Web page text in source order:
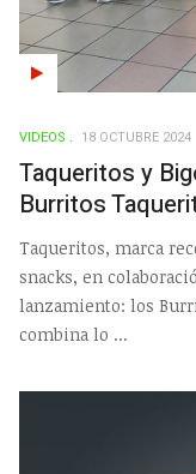
VIDEOS 18 OCTUBRE 2024
Taqueritos y
Burritos
Taqueritos, marca
snacks, en
lanzamiento: los
combina lo ...